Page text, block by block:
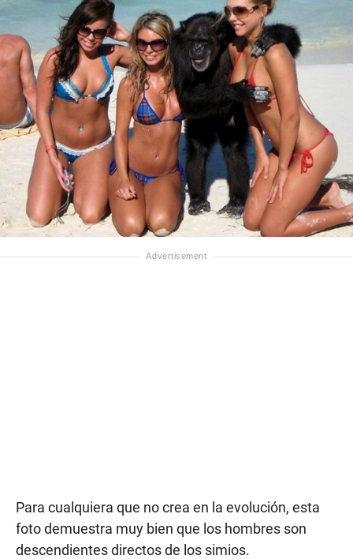
Para cualquiera que no crea en la evolución, esta
foto demuestra muy bien que los hombres son
descendientes directos de los simios.